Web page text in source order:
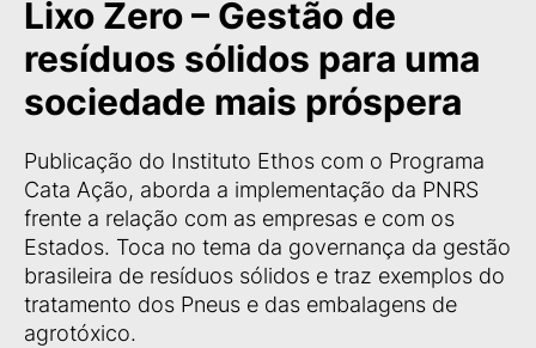
Lixo Zero – Gestão de
resíduos sólidos para uma
sociedade mais próspera
Publicação do Instituto Ethos com o Programa
Cata Ação, aborda a implementação da PNRS
frente a relação com as empresas e com os
Estados. Toca no tema da governança da gestão
brasileira de resíduos sólidos e traz exemplos do
tratamento dos Pneus e das embalagens de
agrotóxico.